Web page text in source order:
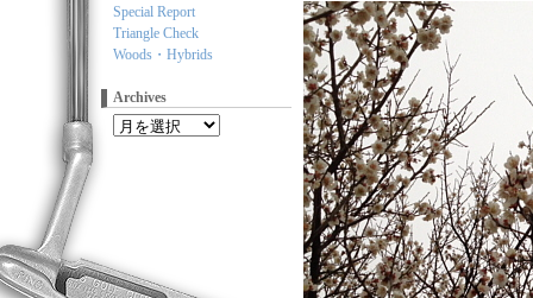
Special Report
Triangle Check
Woods・Hybrids
Archives